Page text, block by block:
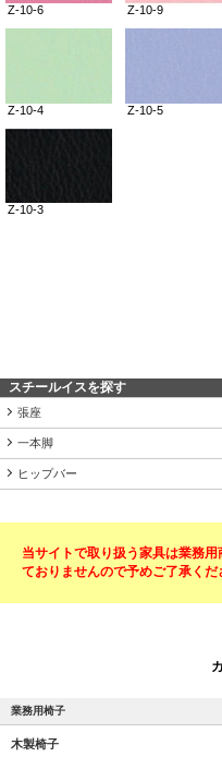
スチールイスを探す
張座
一本脚
ヒップバー
当サイトで取り扱う家具は業務
ておりませんので予めご了承くだ
業務用椅子
木製椅子